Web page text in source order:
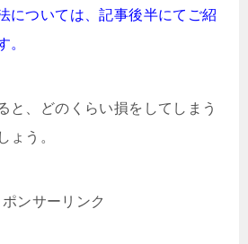
については、記事後半にてご紹
。
と、どのくらい損をしてしまう
ょう。
ポンサーリンク